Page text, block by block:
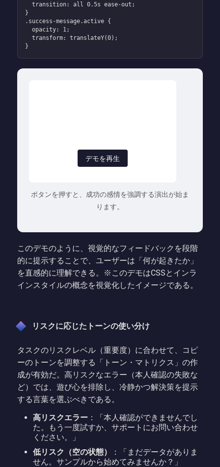
  transition: all 0.5s ease-out;
}
.success-message.active {
  opacity: 1;
  transform: translateY(0);
}
デモを再生
ボタンを押すと、成功の感情を強調する演出が始ま
ります。
このデモのように、視覚的なフィードバックを段階
的に提示することで、ユーザーは「何が起きたか」
を直感的に理解できる。※このデモはCSSとインラ
インスタイルの概念を視覚化したイメージである。
リスクに応じたトーンの使い分け
タスクのリスクレベル（重要度）に合わせて、コピ
ーのトーンを調整する「トーン・マトリクス」の作
成が有効だ。高リスクなエラー（本人確認の失敗な
ど）では、遊び心を排除し、冷静かつ解決策を提示
する言葉を選ぶべきである。
高リスクエラー ：「本人確認ができませんでし
た。もう一度試すか、サポートにお問い合わせ
ください。」
低リスク（空の状態）
：「まだデータがありま
せん。サンプルから始めてみませんか？」